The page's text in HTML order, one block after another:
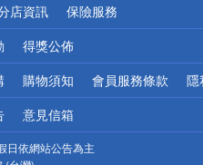
！
店資訊 保險服務
得獎公佈
購物須知 會員服務條款 隱
意見信箱
日依網站公告為主